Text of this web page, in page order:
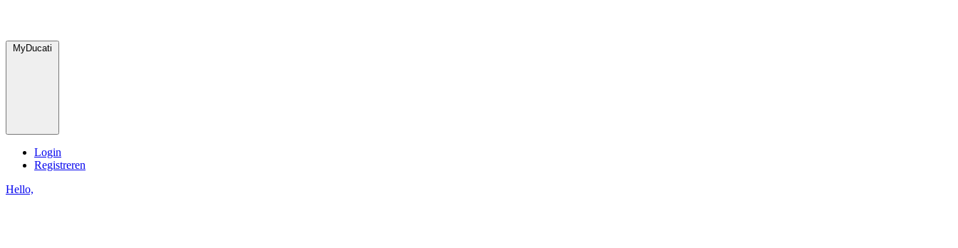
MyDucati
Login
Registreren
Hello,